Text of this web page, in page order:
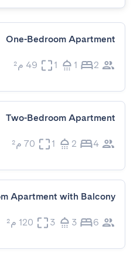
One-Bedroom Apartment
2
1
1 49 م²
Two-Bedroom Apartment
4
2
1 70 م²
Apartment with Balcony
6
3
3 120 م²